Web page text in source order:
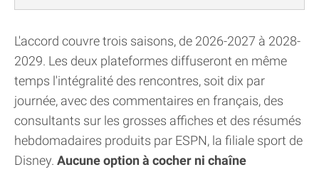
L'accord couvre trois saisons, de 2026-2027 à 2028-
2029. Les deux plateformes diffuseront en même
temps l'intégralité des rencontres, soit dix par
journée, avec des commentaires en français, des
consultants sur les grosses affiches et des résumés
hebdomadaires produits par ESPN, la filiale sport de
Disney. Aucune option à cocher ni chaîne